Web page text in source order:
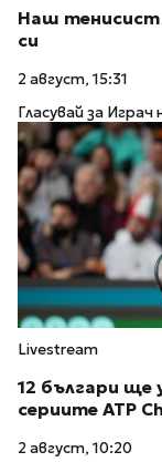
Наш тенисист
си
2 август, 15:31
Гласувай за
Livestream
12 българи
сериите ATP
2 август, 10:20